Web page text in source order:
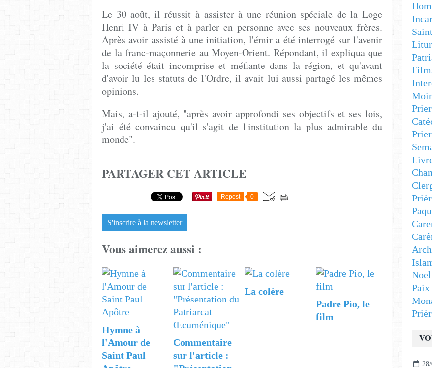
Le 30 août, il réussit à assister à une réunion spéciale de la Loge
Henri IV à Paris et à parler en personne avec ses nouveaux frères.
Après avoir assisté à une initiation, l'émir a été interrogé sur l'avenir
de la franc-maçonnerie au Moyen-Orient. Répondant, il expliqua que
la société était incomprise et méfiante dans la région, et qu'avant
d'avoir lu les statuts de l'Ordre, il avait lui aussi partagé les mêmes
opinions.
Mais, a-t-il ajouté, "après avoir approfondi ses objectifs et ses lois,
j'ai été convaincu qu'il s'agit de l'institution la plus admirable du
monde".
PARTAGER CET ARTICLE
Repost 0
S'inscrire à la newsletter
Vous aimerez aussi :
Hymne à
l'Amour de
Saint Paul
Commentaire
sur l'article :
La colère
Padre Pio, le
film
Prier
Noel
Paix